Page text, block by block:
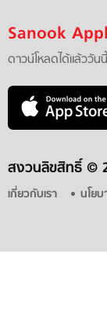
Sanook
ดาวน์โหลดได้แล้ววันนี้
สงวนลิขสิทธิ์ ©
เกี่ยวกับเรา นโย